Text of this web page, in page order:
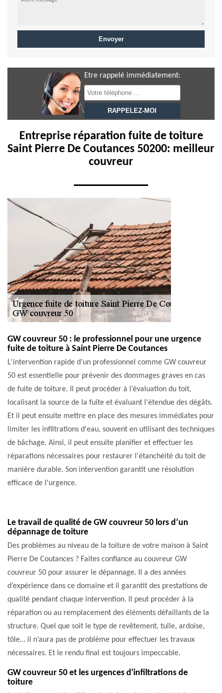
Etre rappelé immédiatement:
Entreprise réparation fuite de toiture
Saint Pierre De Coutances 50200: meilleur
couvreur
GW couvreur 50 : le professionnel pour une urgence
fuite de toiture à Saint Pierre De Coutances
L'intervention rapide d'un professionnel comme GW couvreur
50 est essentielle pour prévenir des dommages graves en cas
de fuite de toiture. Il peut procéder à l’évaluation du toit,
localisant la source de la fuite et évaluant l'étendue des dégâts.
Et il peut ensuite mettre en place des mesures immédiates pour
limiter les infiltrations d'eau, souvent en utilisant des techniques
de bâchage. Ainsi, il peut ensuite planifier et effectuer les
réparations nécessaires pour restaurer l'étanchéité du toit de
manière durable. Son intervention garantit une résolution
efficace de l'urgence.
Le travail de qualité de GW couvreur 50 lors d’un
dépannage de toiture
Des problèmes au niveau de la toiture de votre maison à Saint
Pierre De Coutances ? Faites confiance au couvreur GW
couvreur 50 pour assurer le dépannage. Il a des années
d’expérience dans ce domaine et il garantit des prestations de
qualité pendant chaque intervention. Il peut procéder à la
réparation ou au remplacement des éléments défaillants de la
structure. Quel que soit le type de revêtement, tuile, ardoise,
tôle… il n’aura pas de problème pour effectuer les travaux
nécessaires. Et le rendu final est toujours impeccable.
GW couvreur 50 et les urgences d'infiltrations de
toiture